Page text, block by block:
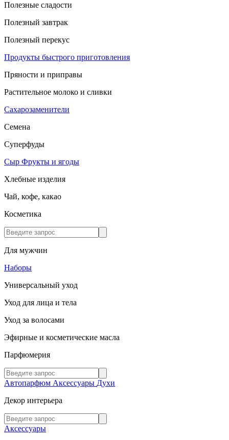
Полезные сладости
Полезный завтрак
Полезный перекус
Продукты быстрого приготовления
Пряности и приправы
Растительное молоко и сливки
Сахарозаменители
Семена
Суперфуды
Сыр Фрукты и ягоды
Хлебные изделия
Чай, кофе, какао
Косметика
Для мужчин
Наборы
Универсальный уход
Уход для лица и тела
Уход за волосами
Эфирные и косметические масла
Парфюмерия
Автопарфюм Аксессуары Духи
Декор интерьера
Аксессуары